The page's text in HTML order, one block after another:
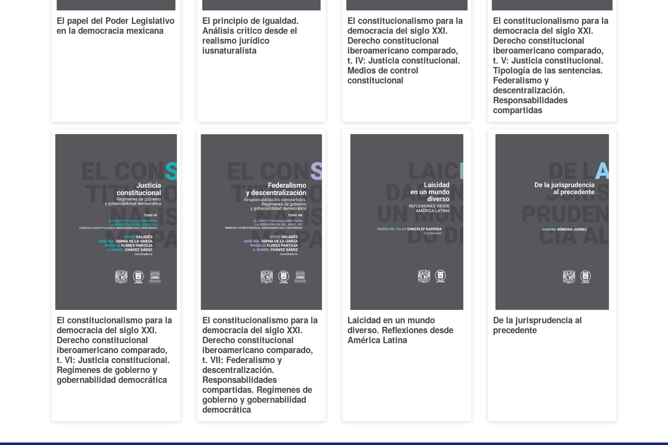
El papel del Poder Legislativo
en la democracia mexicana
El principio de igualdad.
Análisis crítico desde el
realismo jurídico
iusnaturalista
El constitucionalismo para la
democracia del siglo XXI.
Derecho constitucional
iberoamericano comparado,
t. IV: Justicia constitucional.
Medios de control
constitucional
El constitucionalismo para la
democracia del siglo XXI.
Derecho constitucional
iberoamericano comparado,
t. V: Justicia constitucional.
Tipología de las sentencias.
Federalismo y
descentralización.
Responsabilidades
compartidas
El constitucionalismo para la
democracia del siglo XXI.
Derecho constitucional
iberoamericano comparado,
t. VI: Justicia constitucional.
Regímenes de gobierno y
gobernabilidad democrática
El constitucionalismo para la
democracia del siglo XXI.
Derecho constitucional
iberoamericano comparado,
t. VII: Federalismo y
descentralización.
Responsabilidades
compartidas. Regímenes de
gobierno y gobernabilidad
democrática
Laicidad en un mundo
diverso. Reflexiones desde
América Latina
De la jurisprudencia al
precedente